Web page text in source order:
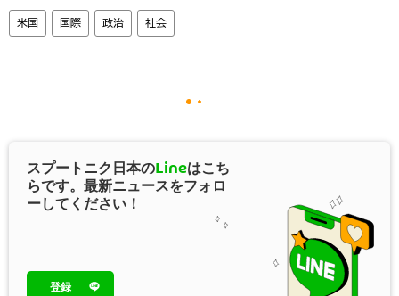
米国 国際 政治 社会
スプートニク日本のLineはこち
らです。最新ニュースをフォロ
ーしてください！
登録